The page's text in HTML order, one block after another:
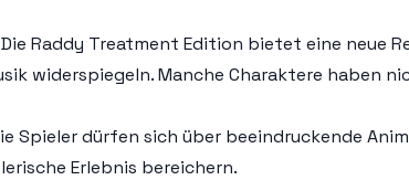
Die Raddy Treatment Edition bietet eine neue
widerspiegeln. Manche Charaktere haben
Spieler dürfen sich über beeindruckende
Erlebnis bereichern.